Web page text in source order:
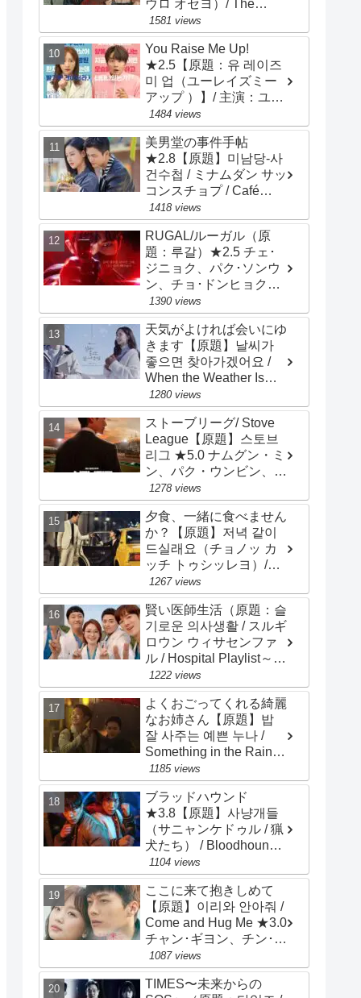
ウロ オセヨ）/ The
Witch's Diner ★3.2 ソ
ン・ジヒョ、ナム・ジヒ
ョン
1581 views
You Raise Me Up!
★2.5【原題：유 레이즈
미 업（ユーレイズミー
アップ ）】/ 主演：ユ
ン･シユン、アン･ヒヨン
1484 views
美男堂の事件手帖
★2.8【原題】미남당-사
건수첩 / ミナムダン サッ
コンスチョプ / Café
Minamdang / 主演：ソ・
イングク、オ・ヨンソ
1418 views
RUGAL/ルーガル（原
題：루갈）★2.5 チェ･
ジニョク、パク･ソンウ
ン、チョ･ドンヒョク、
チョン･ヘイン
1390 views
天気がよければ会いにゆ
きます【原題】날씨가
좋으면 찾아가겠어요 /
When the Weather Is
Fine）★2.8 ソ・ガンジ
ュン、パク・ミニョン
1280 views
ストーブリーグ/ Stove
League【原題】스토브
리그 ★5.0 ナムグン・ミ
ン、パク・ウンビン、
オ・ジョンセ、チョ・ビ
ョンギュ
1278 views
夕食、一緒に食べません
か？【原題】저녁 같이
드실래요（チョノッ カ
ッチ トゥシッレヨ）/
Dinner Mate ★3.2 ソン･
スンホン、ソ･ジヘ
1267 views
賢い医師生活（原題：슬
기로운 의사생활 / スルギ
ロウン ウィサセンファ
ル / Hospital Playlist～
Wise Doctor Life）★4.0
チョ･ジョンソク、チョ
ン･ギョンホ、ユ･ヨンソ
ク
1222 views
よくおごってくれる綺麗
なお姉さん【原題】밥
잘 사주는 예쁜 누나 /
Something in the Rain～
Pretty Sister Who Buys
Me Food ★3.0 ソン・イ
ェジン、チョン・ヘイン
1185 views
ブラッドハウンド
★3.8【原題】사냥개들
（サニャンケドゥル / 猟
犬たち） / Bloodhounds
/ 主演：ウ・ドファン、
イ・サンイ
1104 views
ここに来て抱きしめて
【原題】이리와 안아줘 /
Come and Hug Me ★3.0
チャン･ギヨン、チン･キ
ジュ、ナム･ダルム、リ
ュ･ハンビ、ホ･ジュノ
1087 views
TIMES〜未来からの